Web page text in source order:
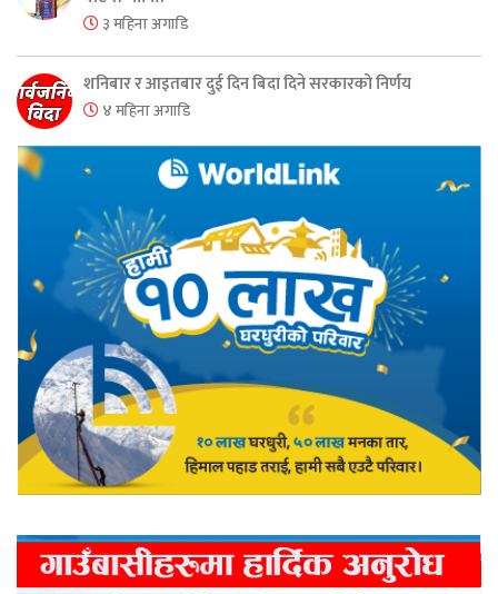
३ महिना अगाडि
शनिबार र आइतबार दुई दिन बिदा दिने सरकारको निर्णय
४ महिना अगाडि